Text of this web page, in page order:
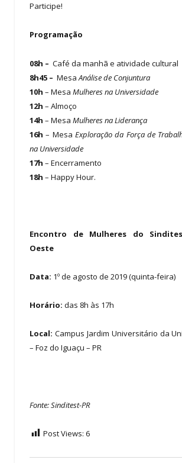
Participe!
Programação
08h – Café da manhã e atividade cultural
8h45 – Mesa Análise de Conjuntura
10h – Mesa Mulheres na Universidade
12h – Almoço
14h – Mesa Mulheres na Liderança
16h – Mesa Exploração da Força de
na Universidade
17h – Encerramento
18h – Happy Hour.
Encontro de Mulheres do
Oeste
Data: 1º de agosto de 2019 (quinta-feira)
Horário: das 8h às 17h
Local: Campus Jardim Universitário da
– Foz do Iguaçu – PR
Fonte: Sinditest-PR
Post Views: 6